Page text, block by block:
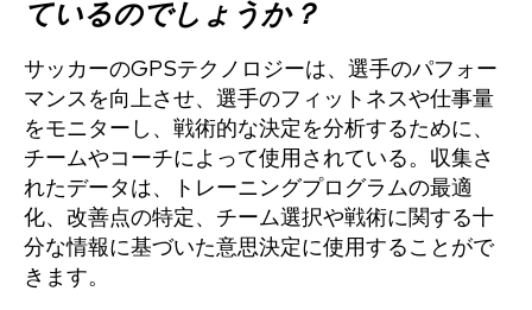
ているのでしょうか？
サッカーのGPSテクノロジーは、選手のパフォー
マンスを向上させ、選手のフィットネスや仕事量
をモニターし、戦術的な決定を分析するために、
チームやコーチによって使用されている。収集さ
れたデータは、トレーニングプログラムの最適
化、改善点の特定、チーム選択や戦術に関する十
分な情報に基づいた意思決定に使用することがで
きます。